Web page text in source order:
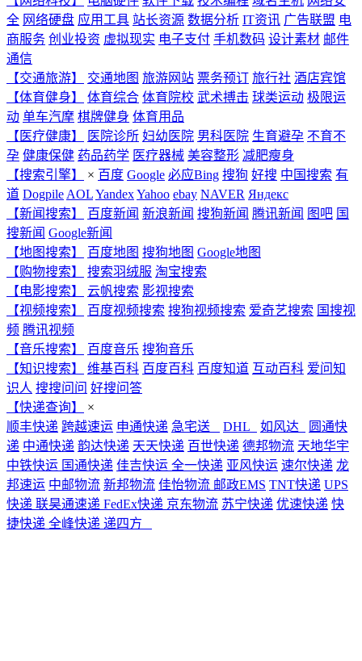
全 网络硬盘 应用工具 站长资源 数据分析 IT资讯 广告联盟 电
商服务 创业投资 虚拟现实 电子支付 手机数码 设计素材 邮件
通信
【交通旅游】
交通地图 旅游网站 票务预订 旅行社 酒店宾馆
【体育健身】
体育综合 体育院校 武术搏击 球类运动 极限运
动 单车汽摩 棋牌健身 体育用品
【医疗健康】
医院诊所 妇幼医院 男科医院 生育避孕 不育不
孕 健康保健 药品药学 医疗器械 美容整形 减肥瘦身
【搜索引擎】
× 百度 Google 必应Bing 搜狗 好搜 中国搜索 有
道 Dogpile AOLYandexYahoo ebay NAVER Яндекс
【新闻搜索】
百度新闻 新浪新闻 搜狗新闻 腾讯新闻 图吧 国
搜新闻 Google新闻
【地图搜索】
百度地图 搜狗地图 Google地图
【购物搜索】
搜索羽绒服 淘宝搜索
【电影搜索】
云帆搜索 影视搜索
【视频搜索】
百度视频搜索 搜狗视频搜索 爱奇艺搜索 国搜视
频 腾讯视频
【音乐搜索】
百度音乐 搜狗音乐
【知识搜索】
维基百科 百度百科 百度知道 互动百科 爱问知
识人 搜搜问问 好搜问答
【快递查询】
×
顺丰快递 跨越速运 申通快递 急宅送 DHL 如风达
圆通快
递 中通快递 韵达快递 天天快递 百世快递 德邦物流 天地华宇
中铁快运 国通快递 佳吉快运 全一快递 亚风快运 速尔快递 龙
邦速运 中邮物流 新邦物流 佳怡物流 邮政EMS TNT快递 UPS
快递 联昊通速递 FedEx快递 京东物流 苏宁快递 优速快递 快
捷快递 全峰快递 递四方